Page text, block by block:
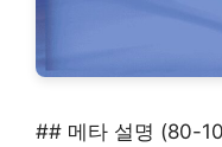
## 메타 설명 (80-